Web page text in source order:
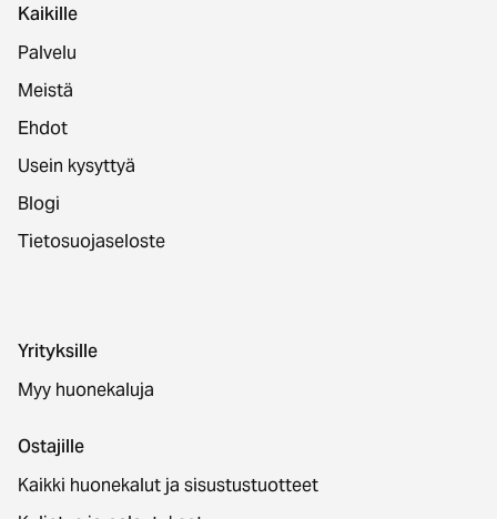
Kaikille
Palvelu
Meistä
Ehdot
Usein kysyttyä
Blogi
Tietosuojaseloste
Yrityksille
Myy huonekaluja
Ostajille
Kaikki huonekalut ja sisustustuotteet